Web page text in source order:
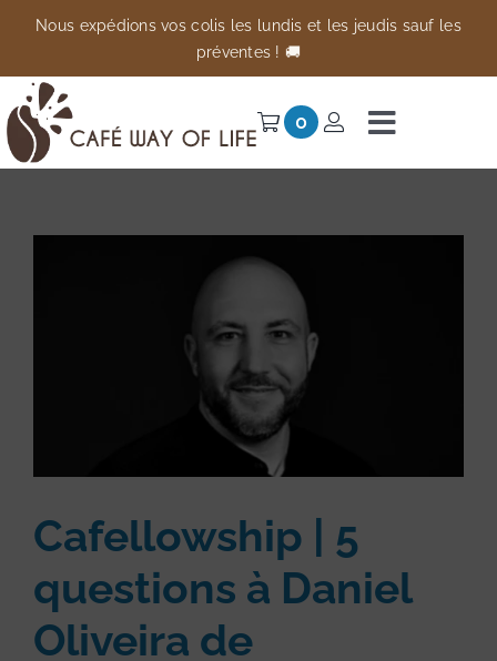
Passer
contenu
Nous expédions vos colis les lundis et les jeudis sauf les
préventes ! 🚚
0
à
Cafellowship | 5
questions à Daniel
Oliveira de